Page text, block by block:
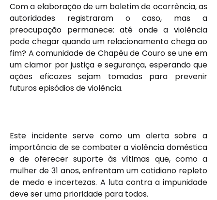
Com a elaboração de um boletim de ocorrência, as
autoridades registraram o caso, mas a
preocupação permanece: até onde a violência
pode chegar quando um relacionamento chega ao
fim? A comunidade de Chapéu de Couro se une em
um clamor por justiça e segurança, esperando que
ações eficazes sejam tomadas para prevenir
futuros episódios de violência.
Este incidente serve como um alerta sobre a
importância de se combater a violência doméstica
e de oferecer suporte às vítimas que, como a
mulher de 31 anos, enfrentam um cotidiano repleto
de medo e incertezas. A luta contra a impunidade
deve ser uma prioridade para todos.